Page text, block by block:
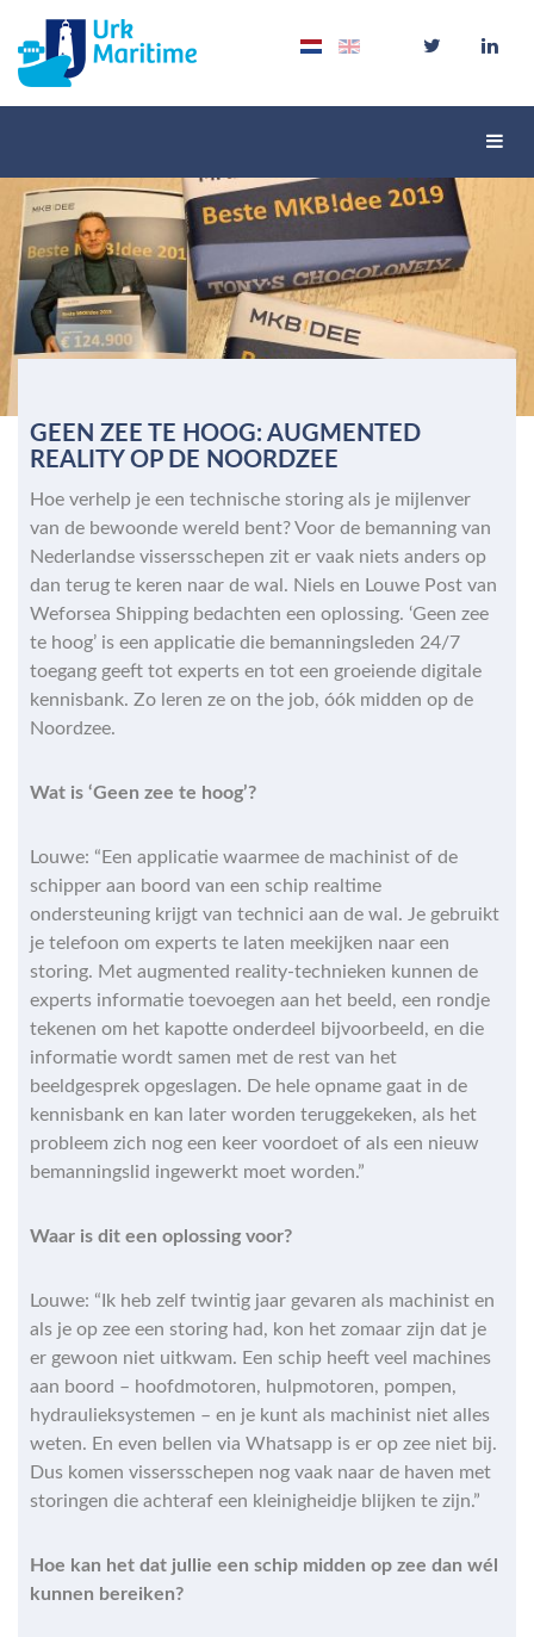
GEEN ZEE TE HOOG: AUGMENTED
REALITY OP DE NOORDZEE
Hoe verhelp je een technische storing als je mijlenver
van de bewoonde wereld bent? Voor de bemanning van
Nederlandse vissersschepen zit er vaak niets anders op
dan terug te keren naar de wal. Niels en Louwe Post van
Weforsea Shipping bedachten een oplossing. ‘Geen zee
te hoog’ is een applicatie die bemanningsleden 24/7
toegang geeft tot experts en tot een groeiende digitale
kennisbank. Zo leren ze on the job, óók midden op de
Noordzee.
Wat is ‘Geen zee te hoog’?
Louwe: “Een applicatie waarmee de machinist of de
schipper aan boord van een schip realtime
ondersteuning krijgt van technici aan de wal. Je gebruikt
je telefoon om experts te laten meekijken naar een
storing. Met augmented reality-technieken kunnen de
experts informatie toevoegen aan het beeld, een rondje
tekenen om het kapotte onderdeel bijvoorbeeld, en die
informatie wordt samen met de rest van het
beeldgesprek opgeslagen. De hele opname gaat in de
kennisbank en kan later worden teruggekeken, als het
probleem zich nog een keer voordoet of als een nieuw
bemanningslid ingewerkt moet worden.”
Waar is dit een oplossing voor?
Louwe: “Ik heb zelf twintig jaar gevaren als machinist en
als je op zee een storing had, kon het zomaar zijn dat je
er gewoon niet uitkwam. Een schip heeft veel machines
aan boord – hoofdmotoren, hulpmotoren, pompen,
hydraulieksystemen – en je kunt als machinist niet alles
weten. En even bellen via Whatsapp is er op zee niet bij.
Dus komen vissersschepen nog vaak naar de haven met
storingen die achteraf een kleinigheidje blijken te zijn.”
Hoe kan het dat jullie een schip midden op zee dan wél
kunnen bereiken?